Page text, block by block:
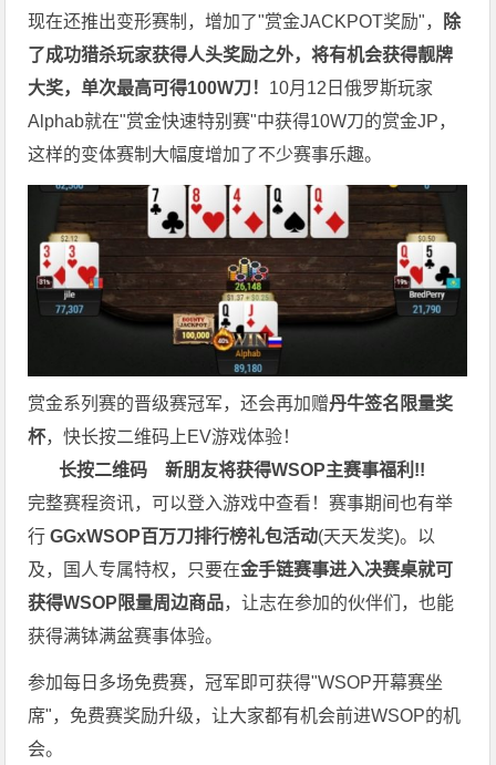
现在还推出变形赛制，增加了"赏金JACKPOT奖励"，
除
了成功猎杀玩家获得人头奖励之外，将有机会获得靓牌
大奖，单次最高可得100W刀！ 10月12日俄罗斯玩家
Alphab就在"赏金快速特别赛"中获得10W刀的赏金JP，
这样的变体赛制大幅度增加了不少赛事乐趣。
赏金系列赛的晋级赛冠军，还会再加赠丹牛签名限量奖
杯，快长按二维码上EV游戏体验！
长按二维码新朋友将获得WSOP主赛事福利!!
完整赛程资讯，可以登入游戏中查看！赛事期间也有举
行 GGxWSOP百万刀排行榜礼包活动(天天发奖)。以
及，国人专属特权，只要在金手链赛事进入决赛桌就可
获得WSOP限量周边商品，让志在参加的伙伴们，也能
获得满钵满盆赛事体验。
参加每日多场免费赛，冠军即可获得"WSOP开幕赛坐
席"，免费赛奖励升级，让大家都有机会前进WSOP的机
会。